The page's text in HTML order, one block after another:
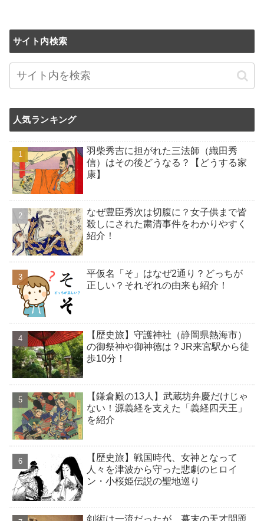
サイト内検索
人気ランキング
羽柴秀吉に担がれた三法師（織田秀
信）はその後どうなる？【どうする家
康】
なぜ豊臣秀次は切腹に？女子供まで皆
殺しにされた粛清事件をわかりやすく
紹介！
平仮名「そ」はなぜ2通り？どっちが
正しい？それぞれの由来も紹介！
【歴史旅】守護神社（静岡県熱海市）
の御祭神や御神徳は？JR来宮駅から徒
歩10分！
【鎌倉殿の13人】武蔵坊弁慶だけじゃ
ない！源義経を支えた「義経四天王」
を紹介
【歴史旅】戦国時代、女神となって
人々を津波から守った悲劇のヒロイ
ン・小桜姫伝説の聖地巡り